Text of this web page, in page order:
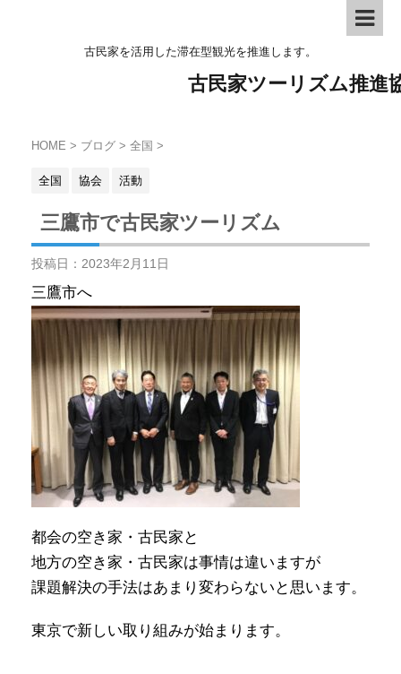
古民家を活用した滞在型観光を推進します。
古民家ツーリズム推進
HOME > ブログ > 全国 >
全国 協会 活動
三鷹市で古民家ツーリズム
投稿日： 2023年2月11日
三鷹市へ
都会の空き家・古民家と
地方の空き家・古民家は事情は違いますが
課題解決の手法はあまり変わらないと思います。
東京で新しい取り組みが始まります。